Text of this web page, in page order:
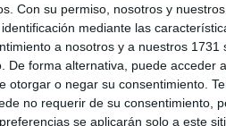
Con su permiso, nosotros y
mediante las
a nosotros y a nuestros
De forma alternativa, puede acceder
otorgar o negar su consentimiento.
no requerir de su consentimiento,
se aplicarán solo a este
ser una malversación moral
y una ofensa en toda